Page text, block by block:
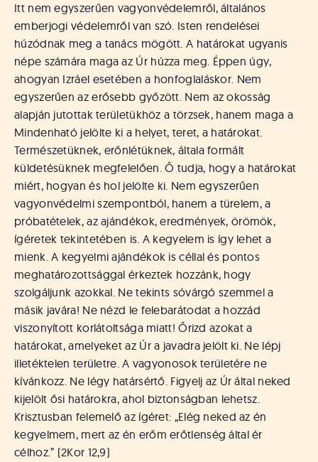
Itt nem egyszerűen vagyonvédelemről, általános
emberjogi védelemről van szó. Isten rendelései
húzódnak meg a tanács mögött. A határokat ugyanis
népe számára maga az Úr húzza meg. Éppen úgy,
ahogyan Izráel esetében a honfoglaláskor. Nem
egyszerűen az erősebb győzött. Nem az okosság
alapján jutottak területükhöz a törzsek, hanem maga a
Mindenható jelölte ki a helyet, teret, a határokat.
Természetüknek, erőnlétüknek, általa formált
küldetésüknek megfelelően. Ő tudja, hogy a határokat
miért, hogyan és hol jelölte ki. Nem egyszerűen
vagyonvédelmi szempontból, hanem a türelem, a
próbatételek, az ajándékok, eredmények, örömök,
ígéretek tekintetében is. A kegyelem is így lehet a
mienk. A kegyelmi ajándékok is céllal és pontos
meghatározottsággal érkeztek hozzánk, hogy
szolgáljunk azokkal. Ne tekints sóvárgó szemmel a
másik javára! Ne nézd le felebarátodat a hozzád
viszonyított korlátoltsága miatt! Őrizd azokat a
határokat, amelyeket az Úr a javadra jelölt ki. Ne lépj
illetéktelen területre. A vagyonosok területére ne
kívánkozz. Ne légy határsértő. Figyelj az Úr által neked
kijelölt ősi határokra, ahol biztonságban lehetsz.
Krisztusban felemelő az ígéret: „Elég neked az én
kegyelmem, mert az én erőm erőtlenség által ér
célhoz.” (2Kor 12,9)